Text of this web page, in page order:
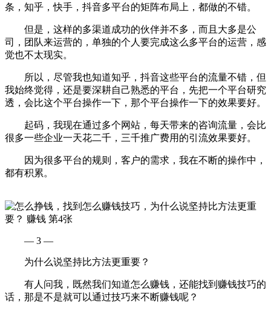
条，知乎，快手，抖音多平台的矩阵布局上，都做的不错。
但是，这样的多渠道成功的伙伴并不多，而且大多是公
司，团队来运营的，单独的个人要完成这么多平台的运营，感
觉也不太现实。
所以，尽管我也知道知乎，抖音这些平台的流量不错，但
我始终觉得，还是要深耕自己熟悉的平台，先把一个平台研究
透，会比这个平台操作一下，那个平台操作一下的效果要好。
起码，我现在通过多个网站，每天带来的咨询流量，会比
很多一些企业一天花二千，三千推广费用的引流效果要好。
因为很多平台的规则，客户的需求，我在不断的操作中，
都有积累。
— 3 —
为什么说坚持比方法更重要？
有人问我，既然我们知道怎么赚钱，还能找到赚钱技巧的
话，那是不是就可以通过技巧来不断赚钱呢？